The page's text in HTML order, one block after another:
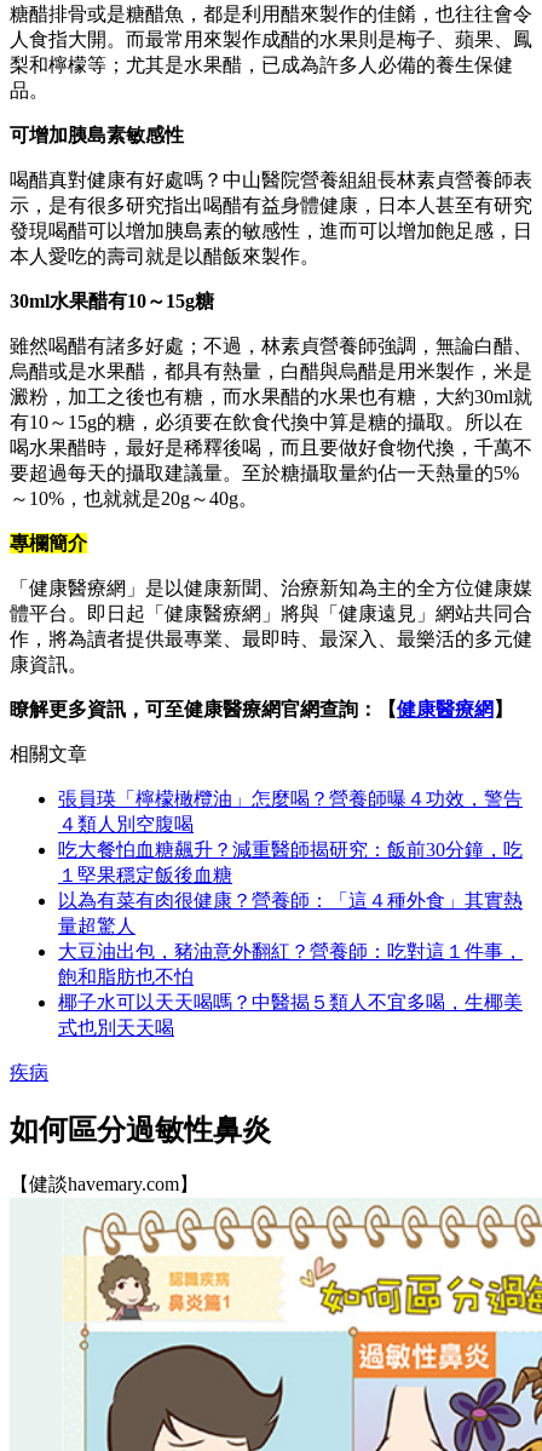
糖醋排骨或是糖醋魚，都是利用醋來製作的佳餚，也往往會令
人食指大開。而最常用來製作成醋的水果則是梅子、蘋果、鳳
梨和檸檬等；尤其是水果醋，已成為許多人必備的養生保健
品。
可增加胰島素敏感性
喝醋真對健康有好處嗎？中山醫院營養組組長林素貞營養師表
示，是有很多研究指出喝醋有益身體健康，日本人甚至有研究
發現喝醋可以增加胰島素的敏感性，進而可以增加飽足感，日
本人愛吃的壽司就是以醋飯來製作。
30ml水果醋有10～15g糖
雖然喝醋有諸多好處；不過，林素貞營養師強調，無論白醋、
烏醋或是水果醋，都具有熱量，白醋與烏醋是用米製作，米是
澱粉，加工之後也有糖，而水果醋的水果也有糖，大約30ml就
有10～15g的糖，必須要在飲食代換中算是糖的攝取。所以在
喝水果醋時，最好是稀釋後喝，而且要做好食物代換，千萬不
要超過每天的攝取建議量。至於糖攝取量約佔一天熱量的5%
～10%，也就就是20g～40g。
專欄簡介
「健康醫療網」是以健康新聞、治療新知為主的全方位健康媒
體平台。即日起「健康醫療網」將與「健康遠見」網站共同合
作，將為讀者提供最專業、最即時、最深入、最樂活的多元健
康資訊。
瞭解更多資訊，可至健康醫療網官網查詢：【健康醫療網 】
相關文章
張員瑛「檸檬橄欖油」怎麼喝？營養師曝４功效，警告
４類人別空腹喝
吃大餐怕血糖飆升？減重醫師揭研究：飯前30分鐘，吃
１堅果穩定飯後血糖
以為有菜有肉很健康？營養師：「這４種外食」其實熱
量超驚人
大豆油出包，豬油意外翻紅？營養師：吃對這１件事，
飽和脂肪也不怕
椰子水可以天天喝嗎？中醫揭５類人不宜多喝，生椰美
式也別天天喝
疾病
如何區分過敏性鼻炎
【健談havemary.com】